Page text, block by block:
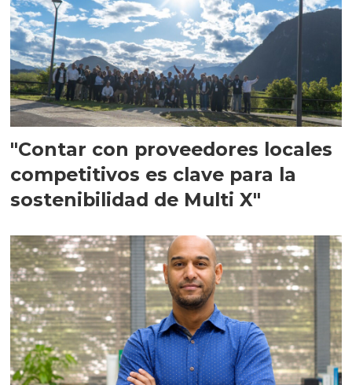
"Contar con proveedores locales
competitivos es clave para la
sostenibilidad de Multi X"